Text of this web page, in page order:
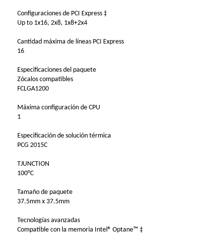
Configuraciones de PCI Express ‡
Up to 1x16, 2x8, 1x8+2x4
Cantidad máxima de líneas PCI Express
16
Especificaciones del paquete
Zócalos compatibles
FCLGA1200
Máxima configuración de CPU
1
Especificación de solución térmica
PCG 2015C
TJUNCTION
100°C
Tamaño de paquete
37.5mm x 37.5mm
Tecnologías avanzadas
Compatible con la memoria Intel® Optane™ ‡